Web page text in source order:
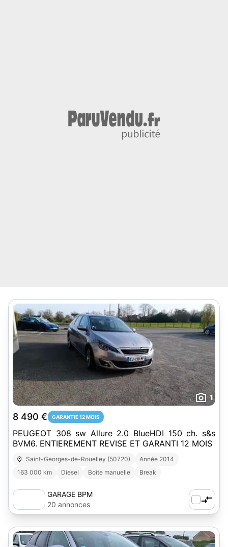
1
8 490 € GARANTIE 12 MOIS
PEUGEOT 308 sw Allure 2.0 BlueHDI 150 ch. s&s
BVM6. ENTIEREMENT REVISE ET GARANTI 12 MOIS
Saint-Georges-de-Rouelley (50720)
Année 2014
163 000 km
Diesel Boîte manuelle Break
GARAGE BPM
20 annonces